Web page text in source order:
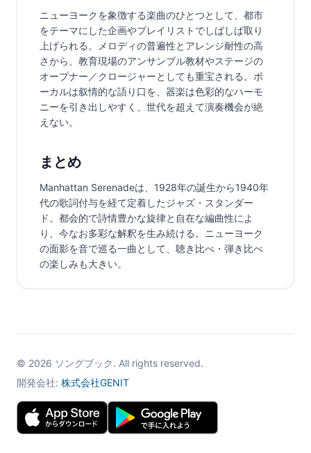
ニューヨークを象徴する楽曲のひとつとして、都市
をテーマにした企画やプレイリストでしばしば取り
上げられる。メロディの普遍性とアレンジ耐性の高
さから、教育現場のアンサンブル教材やステージの
オープナー／クロージャーとしても重宝される。ボ
ーカルは叙情的な語り口を、器楽は色彩的なハーモ
ニーを引き出しやすく、世代を超えて演奏機会が絶
えない。
まとめ
Manhattan Serenadeは、1928年の誕生から1940年
代の歌詞付与を経て定着したジャズ・スタンダー
ド。都会的で詩情豊かな旋律と自在な編曲性によ
り、今なお多彩な解釈を生み続ける。ニューヨーク
の面影を音で巡る一曲として、聴き比べ・弾き比べ
の楽しみも大きい。
© 2026 ソングブック. All rights reserved.
開発会社: 株式会社GENIT